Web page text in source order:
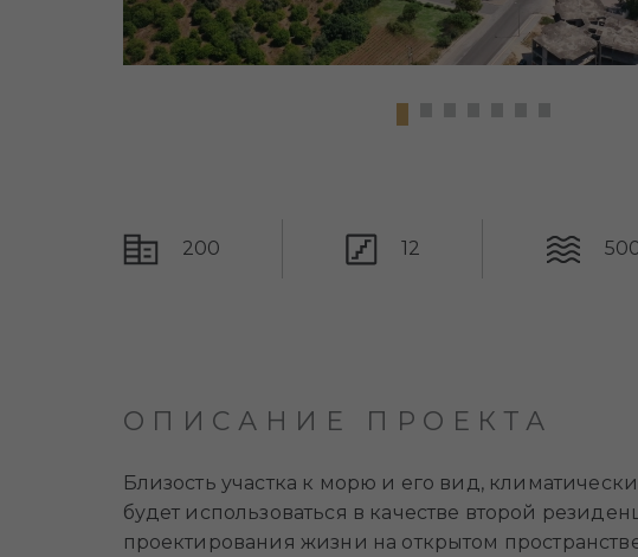
200 12
ОПИСАНИЕ ПРОЕКТА
Близость участка к морю и его вид,
будет использоваться в качестве второй
проектирования жизни на открытом